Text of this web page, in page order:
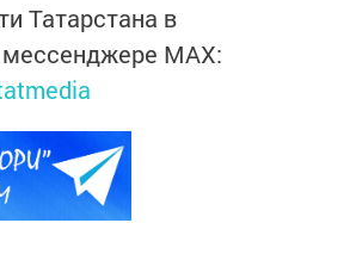
Татарстана в
MАХ: